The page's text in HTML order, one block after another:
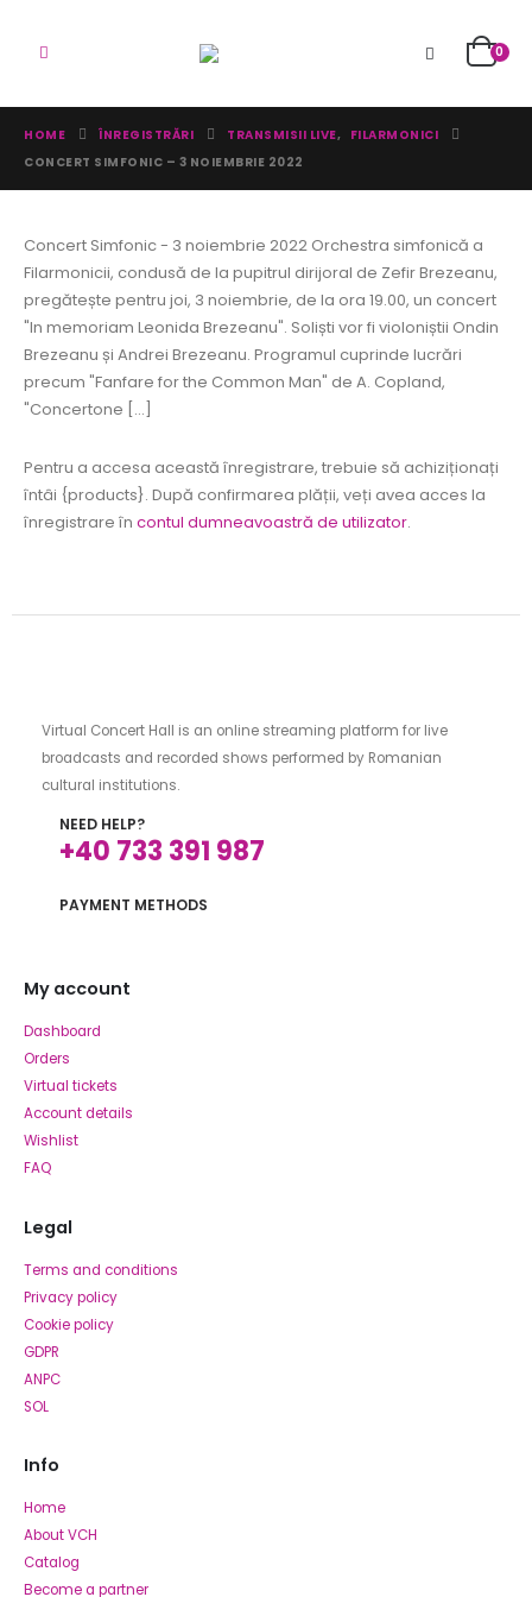
0
HOME ÎNREGISTRĂRI TRANSMISII LIVE, FILARMONICI
CONCERT SIMFONIC – 3 NOIEMBRIE 2022
Concert Simfonic - 3 noiembrie 2022 Orchestra simfonică a
Filarmonicii, condusă de la pupitrul dirijoral de Zefir Brezeanu,
pregătește pentru joi, 3 noiembrie, de la ora 19.00, un concert
"In memoriam Leonida Brezeanu". Soliști vor fi violoniștii Ondin
Brezeanu și Andrei Brezeanu. Programul cuprinde lucrări
precum "Fanfare for the Common Man" de A. Copland,
"Concertone [...]
Pentru a accesa această înregistrare, trebuie să achiziționați
întâi {products}. După confirmarea plății, veți avea acces la
înregistrare în contul dumneavoastră de utilizator.
Virtual Concert Hall is an online streaming platform for live
broadcasts and recorded shows performed by Romanian
cultural institutions.
NEED HELP?
+40 733 391 987
PAYMENT METHODS
My account
Dashboard
Orders
Virtual tickets
Account details
Wishlist
FAQ
Legal
Terms and conditions
Privacy policy
Cookie policy
GDPR
ANPC
SOL
Info
Home
About VCH
Catalog
Become a partner